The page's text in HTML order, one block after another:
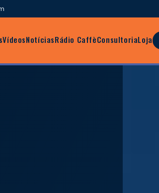
VídeosNotíciasRádio CaffèConsultoriaLoja